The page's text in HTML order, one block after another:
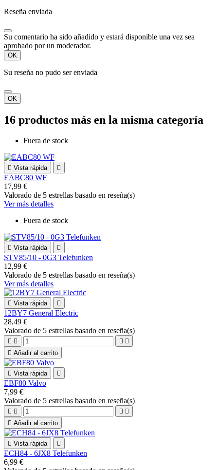
Reseña enviada
Su comentario ha sido añadido y estará disponible una vez sea
aprobado por un moderador.
OK
Su reseña no pudo ser enviada
OK
16 productos más en la misma categoría
Fuera de stock
 Vista rápida 
EABC80 WF
17,99 €
Valorado de 5 estrellas basado en reseña(s)
Ver más detalles
Fuera de stock
 Vista rápida 
STV85/10 - 0G3 Telefunken
12,99 €
Valorado de 5 estrellas basado en reseña(s)
Ver más detalles
 Vista rápida 
12BY7 General Electric
28,49 €
Valorado de 5 estrellas basado en reseña(s)
   
 Añadir al carrito
 Vista rápida 
EBF80 Valvo
7,99 €
Valorado de 5 estrellas basado en reseña(s)
   
 Añadir al carrito
 Vista rápida 
ECH84 - 6JX8 Telefunken
6,99 €